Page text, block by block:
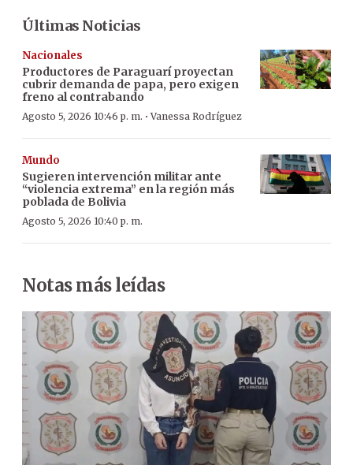
Últimas Noticias
Nacionales
Productores de Paraguarí proyectan
cubrir demanda de papa, pero exigen
freno al contrabando
Agosto 5, 2026 10:46 p. m. ·Vanessa Rodríguez
Mundo
Sugieren intervención militar ante
“violencia extrema” en la región más
poblada de Bolivia
Agosto 5, 2026 10:40 p. m.
Notas más leídas